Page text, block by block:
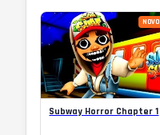
NOVO
Subway Horror Chapter 1